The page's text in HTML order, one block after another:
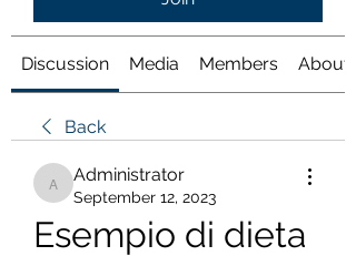
Discussion Media Members About
Back
Administrator
Administrator
September 12, 2023
Esempio di dieta